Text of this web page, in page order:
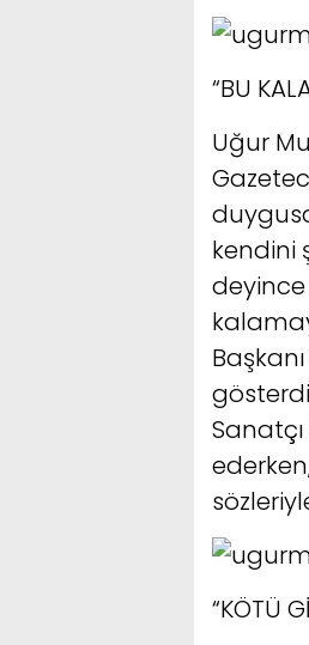
“BU
Uğur
kendini
“KÖTÜ